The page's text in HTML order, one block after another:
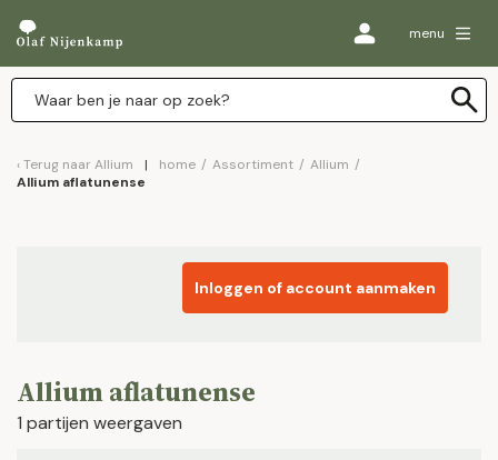
menu
Terug naar Allium home / Assortiment / Allium /
Allium aflatunense
Inloggen of account aanmaken
Allium aflatunense
1 partijen weergaven